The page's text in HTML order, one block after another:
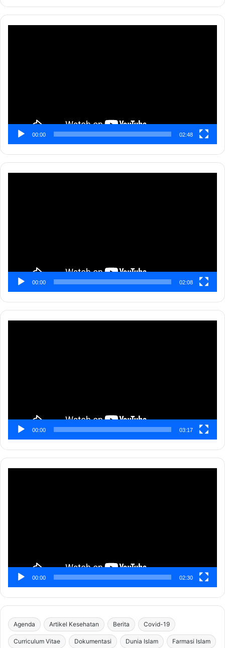
00:00 02:48
00:00 02:08
00:00 03:17
00:00 02:30
Agenda Artikel Kesehatan Berita Covid-19
Curriculum Vitae Dokumentasi Dunia Islam Farmasi Islam